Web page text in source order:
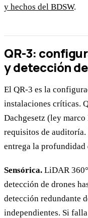
y hechos del BDSW.
QR-3:
y detección
El QR-3 es la
instalaciones críticas.
Dachgesetz (ley
requisitos de auditoría.
entrega la profundidad
Sensórica. LiDAR
detección de drones
detección redundante
independientes. Si